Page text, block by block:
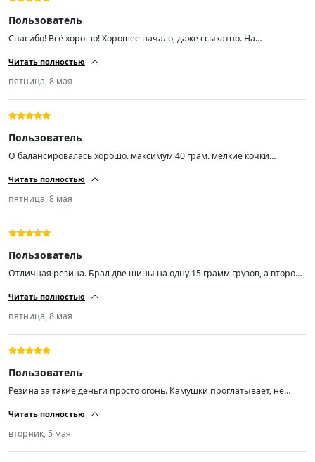
Пользователь
Спасибо! Всё хорошо! Хорошее начало, даже ссыкатно. На
30гр. это максимум. Диски стальные ваз r14 заводские 5 лет
эксплуатации. Недокама, блеватти, хердеганд что-то.... Если продавец
точно знает что делает, то можно пожелать только успехов во всём!
Читать полностью
пятница, 8 мая
Пользователь
О балансировалась хорошо. максимум 40 грам. мелкие кочки
Читать полностью
пятница, 8 мая
Пользователь
Отличная резина. Брал две шины на одну 15 грамм грузов, а второй
Читать полностью
пятница, 8 мая
Пользователь
Резина за такие деньги просто огонь. Камушки проглатывает, не
самое главное лучше нашей раз в 100.
Читать полностью
вторник, 5 мая